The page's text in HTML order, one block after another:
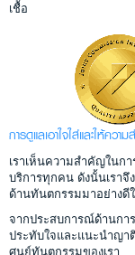
เชื้อ
การดูแลเอาใจใส่และให้คว
เราเห็นความสำคัญในก
บริการทุกคน ดังนั้นเรา
ด้านทันตกรรมมาอย่างดี
จากประสบการณ์ด้านกา
ประทับใจและแนะนำญา
ศูนย์ทันตกรรมของเรา